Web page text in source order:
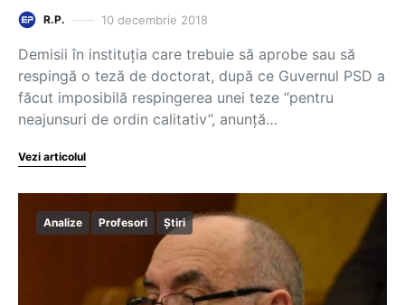
R.P. 10 decembrie 2018
Demisii în instituția care trebuie să aprobe sau să
respingă o teză de doctorat, după ce Guvernul PSD a
făcut imposibilă respingerea unei teze “pentru
neajunsuri de ordin calitativ”, anunță…
Vezi articolul
Analize Profesori Știri